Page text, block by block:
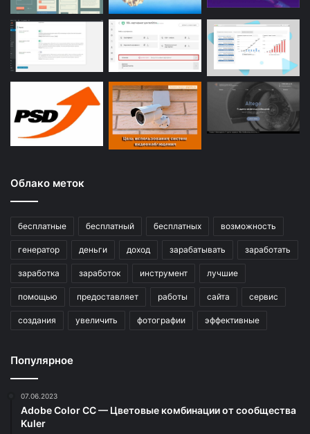
Облако меток
бесплатные бесплатный бесплатных возможность
генератор деньги доход зарабатывать заработать
заработка заработок инструмент лучшие
помощью предоставляет работы сайта сервис
создания увеличить фотографии эффективные
Популярное
07.06.2023
Adobe Color CC — Цветовые комбинации от сообщества
Kuler